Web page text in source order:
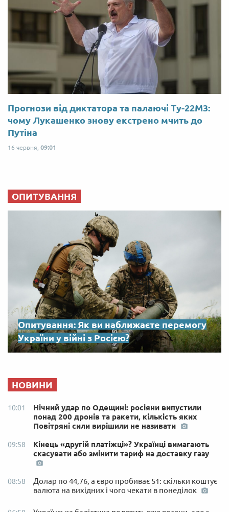
Прогнози від диктатора та палаючі Ту-22М3:
чому Лукашенко знову екстрено мчить до
Путіна
16 червня, 09:01
ОПИТУВАННЯ
Опитування: Як ви наближаєте перемогу
України у війні з Росією?
НОВИНИ
10:01
Нічний удар по Одещині: росіяни випустили
понад 200 дронів та ракети, кількість яких
Повітряні сили вирішили не називати
09:58
Кінець «другій платіжці»? Українці вимагають
скасувати або змінити тариф на доставку газу
08:58
Долар по 44,76, а євро пробиває 51: скільки коштує
валюта на вихідних і чого чекати в понеділок